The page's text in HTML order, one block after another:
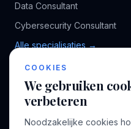
Data Consultant
Cybersecurity Consultant
Alle specialisaties →
BEDRIJF
Over ons
COOKIES
We gebruiken
verbeteren
Noodzakelijke cookies